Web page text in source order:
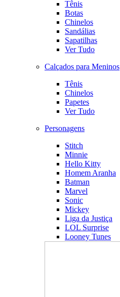
Tênis
Botas
Chinelos
Sandálias
Sapatilhas
Ver Tudo
Calçados para Meninos
Tênis
Chinelos
Papetes
Ver Tudo
Personagens
Stitch
Minnie
Hello Kitty
Homem Aranha
Batman
Marvel
Sonic
Mickey
Liga da Justiça
LOL Surprise
Looney Tunes